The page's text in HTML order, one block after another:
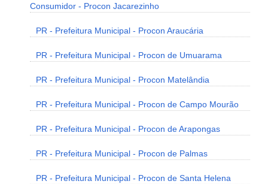
Consumidor - Procon Jacarezinho
PR - Prefeitura Municipal - Procon Araucária
PR - Prefeitura Municipal - Procon de Umuarama
PR - Prefeitura Municipal - Procon Matelândia
PR - Prefeitura Municipal - Procon de Campo Mourão
PR - Prefeitura Municipal - Procon de Arapongas
PR - Prefeitura Municipal - Procon de Palmas
PR - Prefeitura Municipal - Procon de Santa Helena